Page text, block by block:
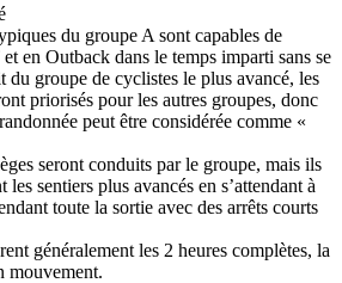
du groupe A sont capables de
en Outback dans le temps imparti sans se
du groupe de cyclistes le plus avancé, les
priorisés pour les autres groupes, donc
peut être considérée comme «
seront conduits par le groupe, mais ils
sentiers plus avancés en s’attendant à
toute la sortie avec des arrêts courts
généralement les 2 heures complètes, la
mouvement.